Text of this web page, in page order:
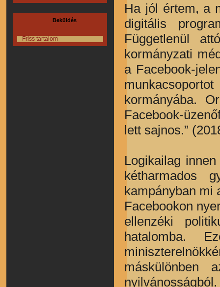
Beküldés
Friss tartalom
Ha jól értem, a
digitális
Függetlenül
kormányzati
a Facebook-
kormányába.
Facebook-
lett sajnos.”
Logikailag
kétharmados
kampányban mi
Facebookon
ellenzéki
hatalomba.
máskülönben
nyilvánosságból.